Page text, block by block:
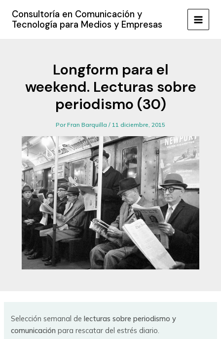
contenido
Consultoría en Comunicación y
Tecnología para Medios y Empresas
MAIN
Longform para el
weekend. Lecturas sobre
periodismo (30)
PorFran Barquilla / 11 diciembre, 2015
Selección semanal delecturas sobre periodismo y
comunicación para rescatar del estrés diario.